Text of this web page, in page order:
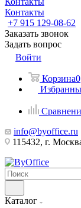
Контакты
+7 915 129-08-62
Заказать звонок
Задать вопрос
Войти
Корзина0
info@byoffice.ru
115432, г.
Каталог